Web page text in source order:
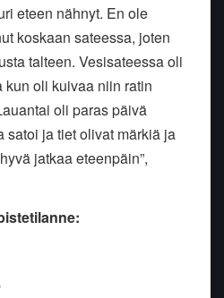
eteen nähnyt. En ole
koskaan sateessa, joten
talteen. Vesisateessa oli
kun oli kuivaa niin ratin
oli paras päivä
satoi ja tiet olivat märkiä ja
jatkaa eteenpäin”,